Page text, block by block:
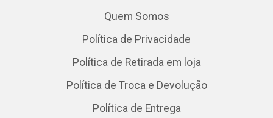
Quem Somos
Política de Privacidade
Política de Retirada em loja
Política de Troca e Devolução
Política de Entrega